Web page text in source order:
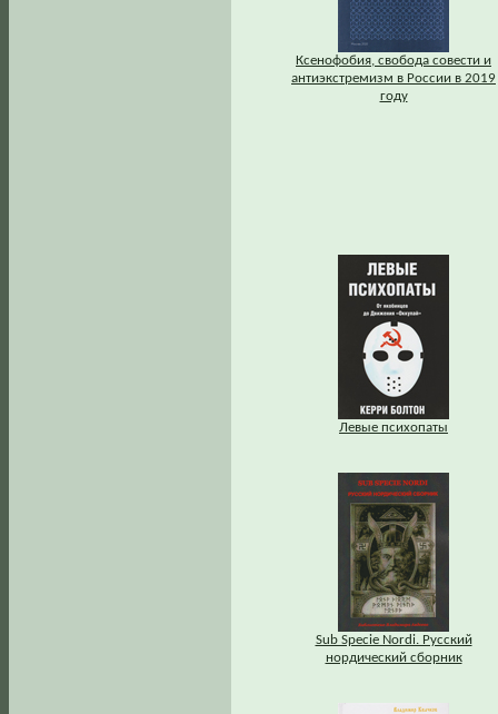
Ксенофобия, свобода совести и
антиэкстремизм в России в 2019
году
Левые психопаты
Sub Specie Nordi. Русский
нордический сборник